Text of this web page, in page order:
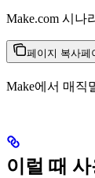
Make.com 시
페이지 복사페
Make에서 매직
이럴 때